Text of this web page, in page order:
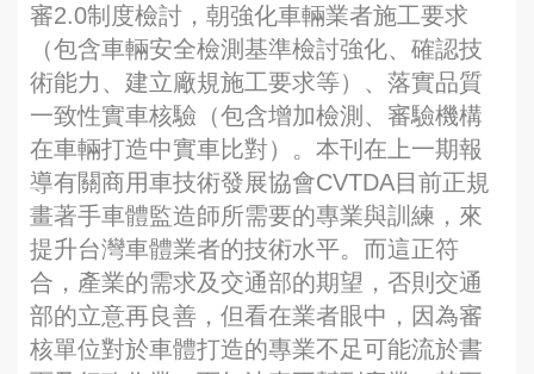
審2.0制度檢討，朝強化車輛業者施工要求
（包含車輛安全檢測基準檢討強化、確認技
術能力、建立廠規施工要求等）、落實品質
一致性實車核驗（包含增加檢測、審驗機構
在車輛打造中實車比對）。本刊在上一期報
導有關商用車技術發展協會CVTDA目前正規
畫著手車體監造師所需要的專業與訓練，來
提升台灣車體業者的技術水平。而這正符
合，產業的需求及交通部的期望，否則交通
部的立意再良善，但看在業者眼中，因為審
核單位對於車體打造的專業不足可能流於書